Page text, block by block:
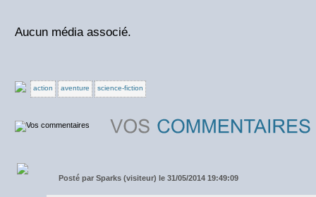
Aucun média associé.
action aventure science-fiction
Posté par Sparks (visiteur) le 31/05/2014 19:49:09